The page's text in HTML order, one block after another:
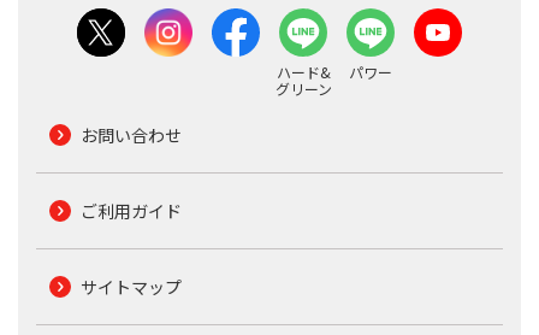
ハード&
グリーン
パワー
お問い合わせ
ご利用ガイド
サイトマップ